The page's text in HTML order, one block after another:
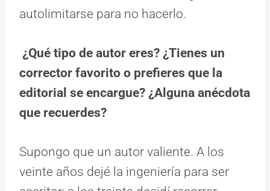
autolimitarse para no hacerlo.
¿Qué tipo de autor eres? ¿Tienes un
corrector favorito o prefieres que la
editorial se encargue? ¿Alguna anécdota
que recuerdes?
Supongo que un autor valiente. A los
veinte años dejé la ingeniería para ser